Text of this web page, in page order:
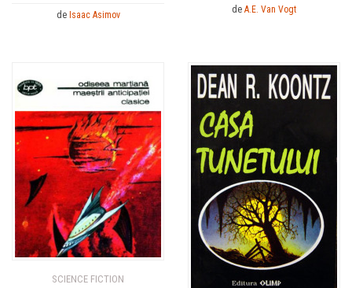
de Isaac Asimov de A.E. Van Vogt
SCIENCE FICTION